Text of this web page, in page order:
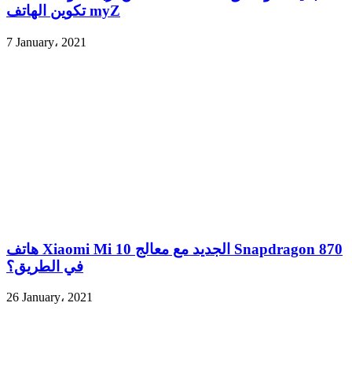
تكوين الهاتف myZ
7 January، 2021
هاتف Xiaomi Mi 10 الجديد مع معالج Snapdragon 870
في الطريق؟
26 January، 2021